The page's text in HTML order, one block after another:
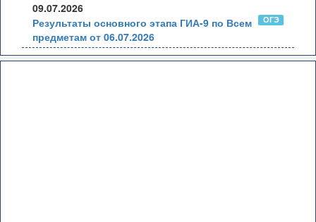
09.07.2026
ОГЭ
Результаты основного этапа ГИА-9 по Всем
предметам от 06.07.2026